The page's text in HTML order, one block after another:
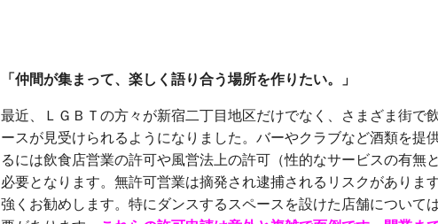
「仲間が集まって、楽しく語り合う場所を作りたい。」
最近、ＬＧＢＴの方々が新宿二丁目地区だけでなく、さまざま街で
ースが見受けられるようになりました。バーやクラブなど酒類を提
るには飲食店営業の許可や風営法上の許可（性的なサービスの有無
必要となります。無許可営業は摘発され逮捕されるリスクがありま
強くお勧めします。特にダンスするスペースを設けた店舗について